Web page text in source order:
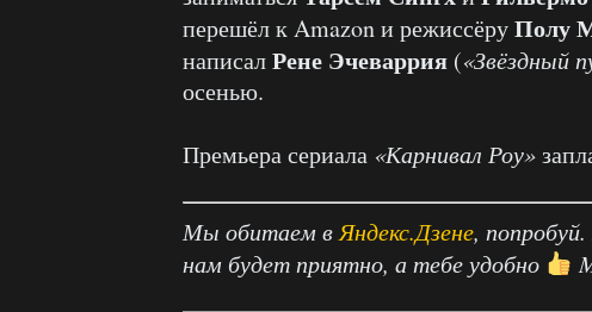
перешёл к Amazon и режиссёруПолу
написалРене Эчеваррия («Звёздный
осенью.
Премьера сериала «Карнивал Роу»
Мы обитаем в Яндекс.Дзене,
нам будет приятно, а тебе удобно